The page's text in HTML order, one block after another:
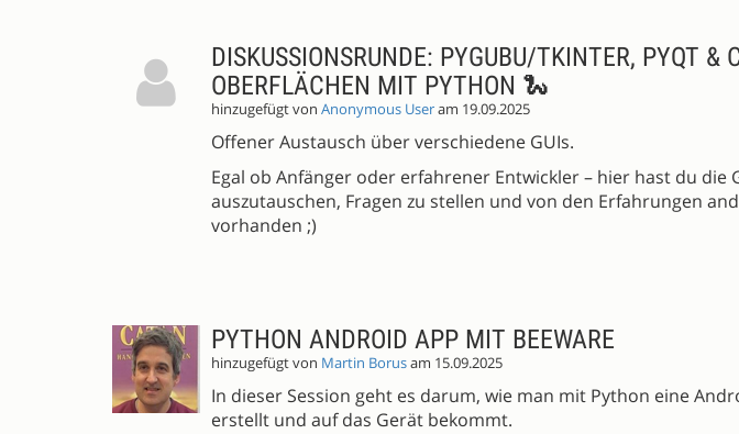
DISKUSSIONSRUNDE: PYGUBU/TKINTER, PYQT &
OBERFLÄCHEN MIT PYTHON 🐍
hinzugefügt von Anonymous Useram 19.09.2025
Offener Austausch über verschiedene GUIs.
Egal ob Anfänger oder erfahrener Entwickler – hier hast du die
auszutauschen, Fragen zu stellen und von den Erfahrungen
vorhanden ;)
PYTHON ANDROID APP MIT BEEWARE
hinzugefügt von Martin Borusam 15.09.2025
In dieser Session geht es darum, wie man mit Python eine
erstellt und auf das Gerät bekommt.